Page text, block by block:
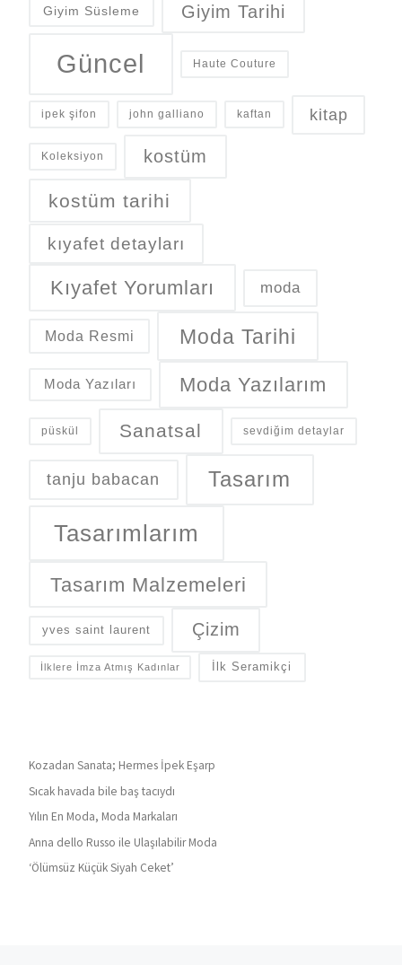
Giyim Süsleme Giyim Tarihi
Güncel Haute Couture
ipek şifon john galliano kaftan kitap
Koleksiyon kostüm
kostüm tarihi
kıyafet detayları
Kıyafet Yorumları moda
Moda Resmi Moda Tarihi
Moda Yazıları Moda Yazılarım
püskül Sanatsal sevdiğim detaylar
tanju babacan Tasarım
Tasarımlarım
Tasarım Malzemeleri
yves saint laurent Çizim
İlklere İmza Atmış Kadınlar İlk Seramikçi
Kozadan Sanata; Hermes İpek Eşarp
Sıcak havada bile baş tacıydı
Yılın En Moda, Moda Markaları
Anna dello Russo ile Ulaşılabilir Moda
‘Ölümsüz Küçük Siyah Ceket’